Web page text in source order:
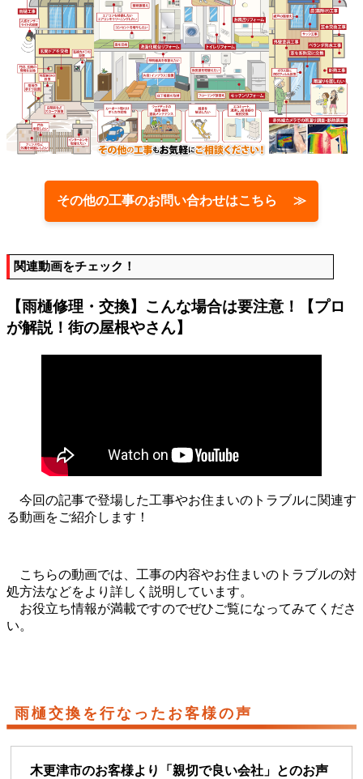
その他の工事のお問い合わせはこちら ≫
関連動画をチェック！
【雨樋修理・交換】こんな場合は要注意！【プロ
が解説！街の屋根やさん】
今回の記事で登場した工事やお住まいのトラブルに関連す
る動画をご紹介します！
こちらの動画では、工事の内容やお住まいのトラブルの対
処方法などをより詳しく説明しています。
お役立ち情報が満載ですのでぜひご覧になってみてくださ
い。
雨樋交換を行なったお客様の声
木更津市のお客様より「親切で良い会社」とのお声